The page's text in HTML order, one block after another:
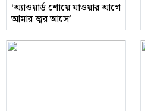
‘অ্যাওয়ার্ড শোয়ে যাওয়ার আগে
আমার জ্বর আসে’